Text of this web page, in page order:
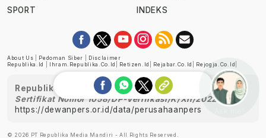
SPORT
INDEKS
About Us Pedoman Siber
Disclaimer
Republika.id
Ihram.republika.co.id Retizen.id Rejabar.co.id Rejogja.co.id
Republika telah diverifikasi oleh Dewan Pers
Sertifikat Nomor 1058/DP-Verifikasi/K/XII/2022
https://dewanpers.or.id/data/perusahaanpers
© 2026 PT Republika Media Mandiri - All Rights Reserved.